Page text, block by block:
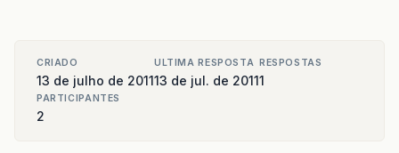
CRIADO
13 de julho de 2011
ULTIMA RESPOSTA
13 de jul. de 2011
RESPOSTAS
1
PARTICIPANTES
2